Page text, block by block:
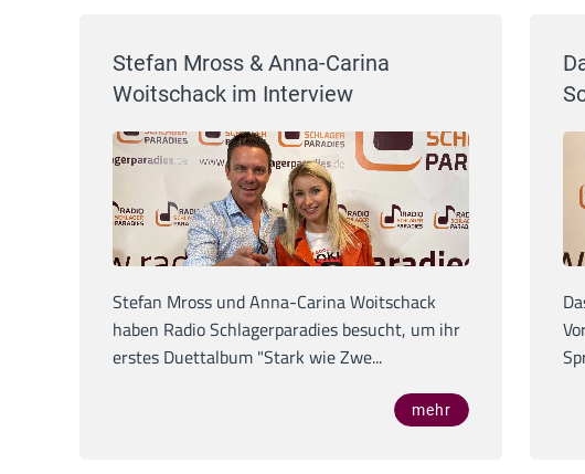
Stefan Mross & Anna-Carina
Woitschack im Interview
Stefan Mross und Anna-Carina Woitschack
haben Radio Schlagerparadies besucht, um ihr
erstes Duettalbum "Stark wie Zwe...
mehr